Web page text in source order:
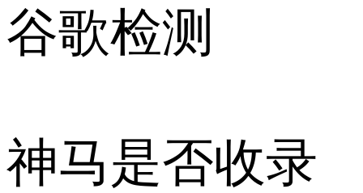
谷歌检测
神马是否收录